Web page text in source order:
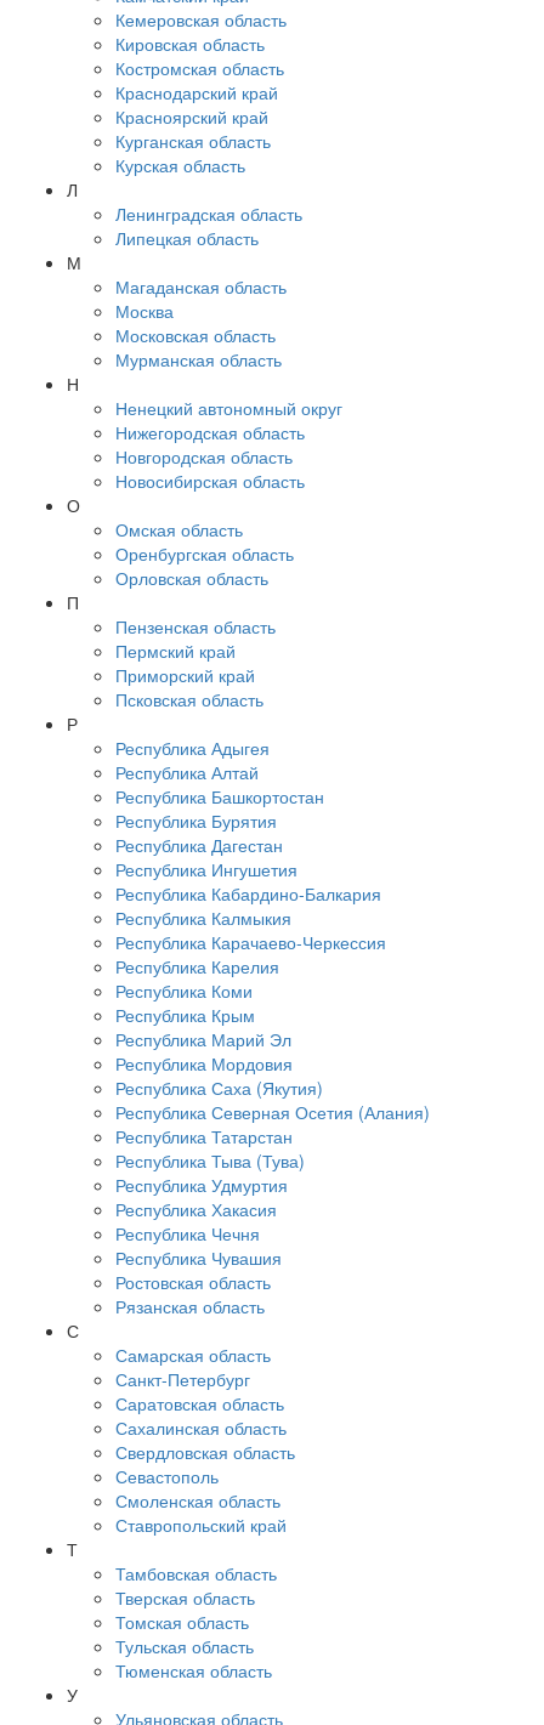
Кемеровская область
Кировская область
Костромская область
Краснодарский край
Красноярский край
Курганская область
Курская область
Л
Ленинградская область
Липецкая область
М
Магаданская область
Москва
Московская область
Мурманская область
Н
Ненецкий автономный округ
Нижегородская область
Новгородская область
Новосибирская область
О
Омская область
Оренбургская область
Орловская область
П
Пензенская область
Пермский край
Приморский край
Псковская область
Р
Республика Адыгея
Республика Алтай
Республика Башкортостан
Республика Бурятия
Республика Дагестан
Республика Ингушетия
Республика Кабардино-Балкария
Республика Калмыкия
Республика Карачаево-Черкессия
Республика Карелия
Республика Коми
Республика Крым
Республика Марий Эл
Республика Мордовия
Республика Саха (Якутия)
Республика Северная Осетия (Алания)
Республика Татарстан
Республика Тыва (Тува)
Республика Удмуртия
Республика Хакасия
Республика Чечня
Республика Чувашия
Ростовская область
Рязанская область
С
Самарская область
Санкт-Петербург
Саратовская область
Сахалинская область
Свердловская область
Севастополь
Смоленская область
Ставропольский край
Т
Тамбовская область
Тверская область
Томская область
Тульская область
Тюменская область
У
Ульяновская область